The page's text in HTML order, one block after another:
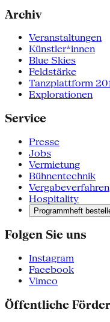
Archiv
Veranstaltungen
Künstler*innen
Blue Skies
Feldstärke
Tanzplattform
Explorationen
Service
Presse
Jobs
Vermietung
Bühnentechnik
Vergabeverfahren
Hospitality
Programmheft
Folgen Sie uns
Instagram
Facebook
Vimeo
Öffentliche